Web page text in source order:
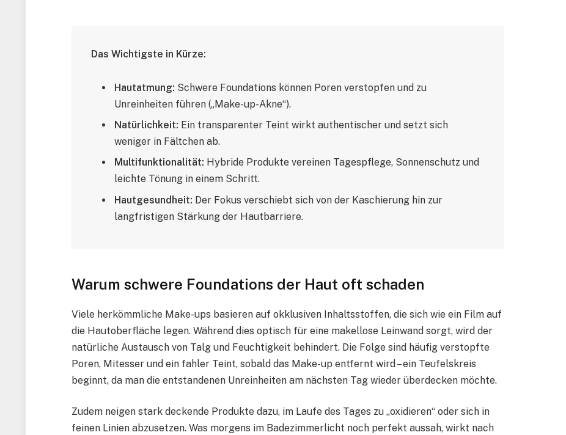
Das Wichtigste in Kürze:
Hautatmung: Schwere Foundations können Poren verstopfen und zu
Unreinheiten führen („Make-up-Akne“).
Natürlichkeit: Ein transparenter Teint wirkt authentischer und setzt sich
weniger in Fältchen ab.
Multifunktionalität: Hybride Produkte vereinen Tagespflege, Sonnenschutz und
leichte Tönung in einem Schritt.
Hautgesundheit: Der Fokus verschiebt sich von der Kaschierung hin zur
langfristigen Stärkung der Hautbarriere.
Warum schwere Foundations der Haut oft schaden
Viele herkömmliche Make-ups basieren auf okklusiven Inhaltsstoffen, die sich wie ein Film auf
die Hautoberfläche legen. Während dies optisch für eine makellose Leinwand sorgt, wird der
natürliche Austausch von Talg und Feuchtigkeit behindert. Die Folge sind häufig verstopfte
Poren, Mitesser und ein fahler Teint, sobald das Make-up entfernt wird – ein Teufelskreis
beginnt, da man die entstandenen Unreinheiten am nächsten Tag wieder überdecken möchte.
Zudem neigen stark deckende Produkte dazu, im Laufe des Tages zu „oxidieren“ oder sich in
feinen Linien abzusetzen. Was morgens im Badezimmerlicht noch perfekt aussah, wirkt nach